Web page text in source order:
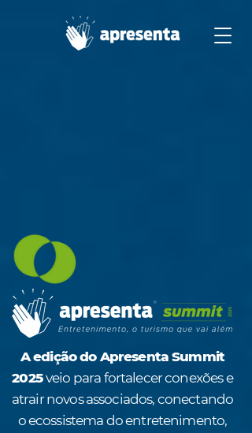
A edição do Apresenta Summit
2025veio para fortalecer conexões e
atrair novos associados, conectando
o ecossistema do entretenimento,